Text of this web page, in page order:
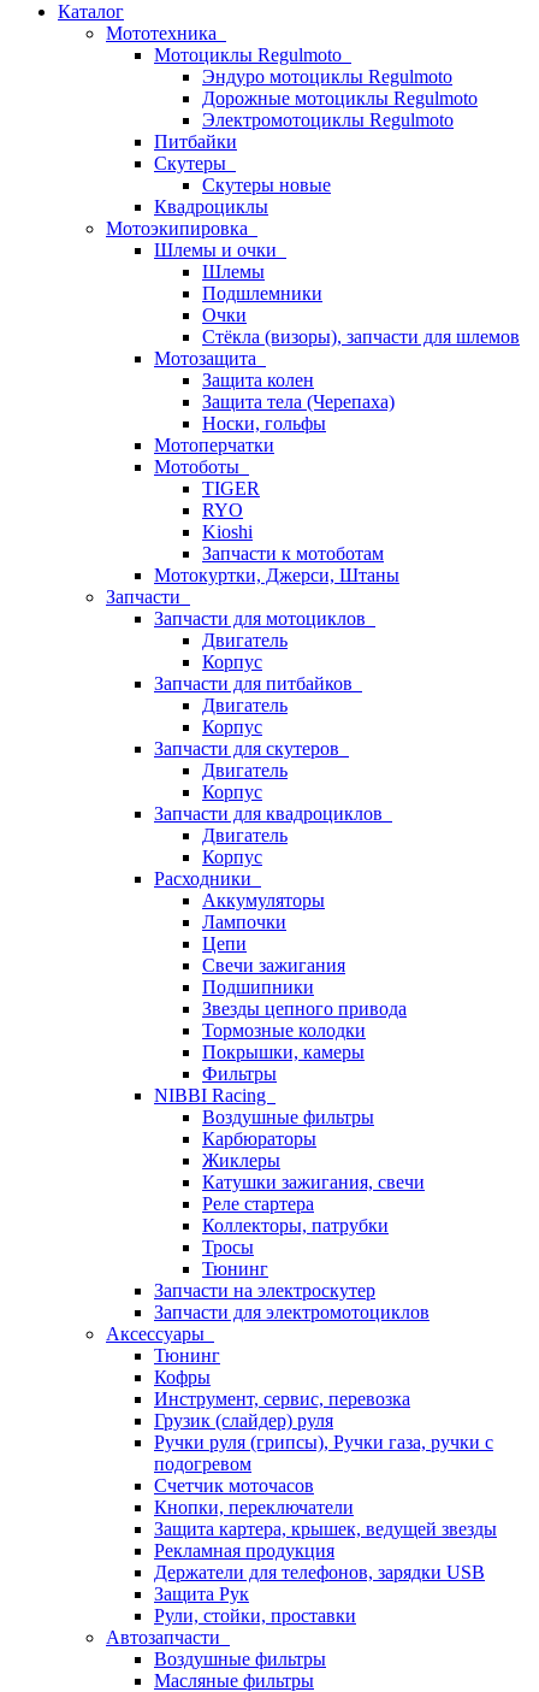
Каталог
Мототехника
Мотоциклы Regulmoto
Эндуро мотоциклы Regulmoto
Дорожные мотоциклы Regulmoto
Электромотоциклы Regulmoto
Питбайки
Скутеры
Скутеры новые
Квадроциклы
Мотоэкипировка
Шлемы и очки
Шлемы
Подшлемники
Очки
Стёкла (визоры), запчасти для шлемов
Мотозащита
Защита колен
Защита тела (Черепаха)
Носки, гольфы
Мотоперчатки
Мотоботы
TIGER
RYO
Kioshi
Запчасти к мотоботам
Мотокуртки, Джерси, Штаны
Запчасти
Запчасти для мотоциклов
Двигатель
Корпус
Запчасти для питбайков
Двигатель
Корпус
Запчасти для скутеров
Двигатель
Корпус
Запчасти для квадроциклов
Двигатель
Корпус
Расходники
Аккумуляторы
Лампочки
Цепи
Свечи зажигания
Подшипники
Звезды цепного привода
Тормозные колодки
Покрышки, камеры
Фильтры
NIBBI Racing
Воздушные фильтры
Карбюраторы
Жиклеры
Катушки зажигания, свечи
Реле стартера
Коллекторы, патрубки
Тросы
Тюнинг
Запчасти на электроскутер
Запчасти для электромотоциклов
Аксессуары
Тюнинг
Кофры
Инструмент, сервис, перевозка
Грузик (слайдер) руля
Ручки руля (грипсы), Ручки газа, ручки с
подогревом
Счетчик моточасов
Кнопки, переключатели
Защита картера, крышек, ведущей звезды
Рекламная продукция
Держатели для телефонов, зарядки USB
Защита Рук
Рули, стойки, проставки
Автозапчасти
Воздушные фильтры
Масляные фильтры